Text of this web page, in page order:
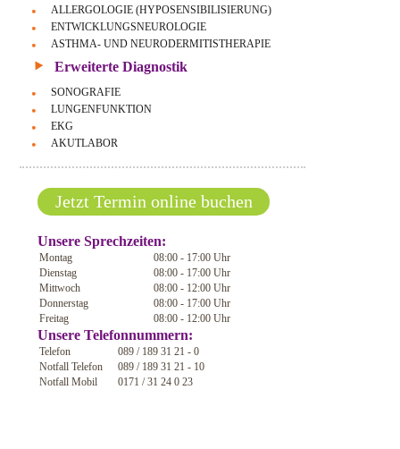
ALLERGOLOGIE (HYPOSENSIBILISIERUNG)
ENTWICKLUNGSNEUROLOGIE
ASTHMA- UND NEURODERMITISTHERAPIE
Erweiterte Diagnostik
SONOGRAFIE
LUNGENFUNKTION
EKG
AKUTLABOR
Jetzt Termin online buchen
Unsere Sprechzeiten:
Montag
08:00 - 17:00 Uhr
Dienstag
08:00 - 17:00 Uhr
Mittwoch
08:00 - 12:00 Uhr
Donnerstag
08:00 - 17:00 Uhr
Freitag
08:00 - 12:00 Uhr
Unsere Telefonnummern:
Telefon
089 / 189 31 21 - 0
Notfall Telefon
089 / 189 31 21 - 10
Notfall Mobil
0171 / 31 24 0 23